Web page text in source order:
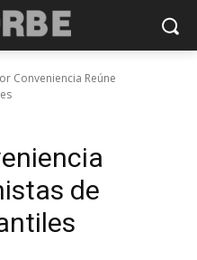
Conveniencia Reúne
de